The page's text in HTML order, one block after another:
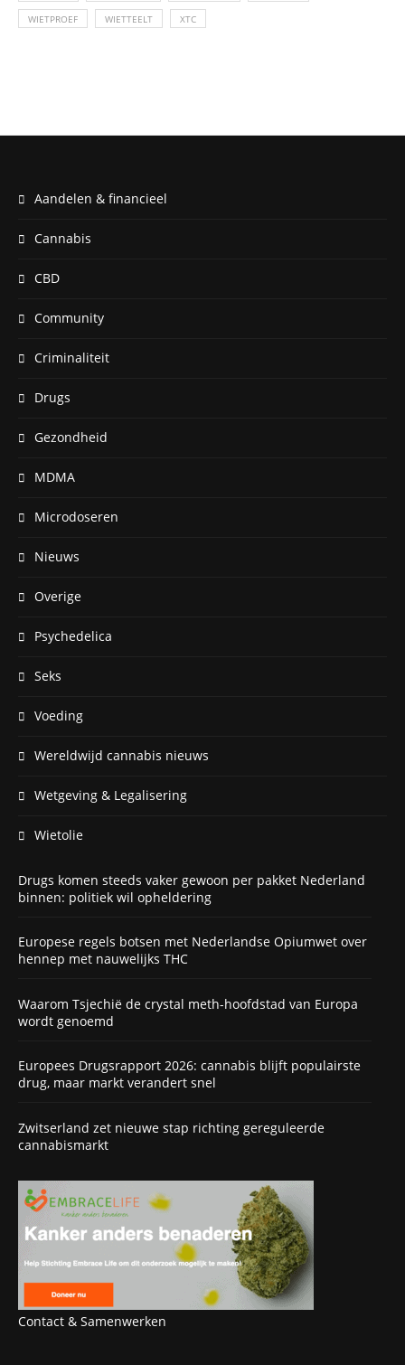
WIETPROEF WIETTEELT XTC
Aandelen & financieel
Cannabis
CBD
Community
Criminaliteit
Drugs
Gezondheid
MDMA
Microdoseren
Nieuws
Overige
Psychedelica
Seks
Voeding
Wereldwijd cannabis nieuws
Wetgeving & Legalisering
Wietolie
Drugs komen steeds vaker gewoon per pakket Nederland
binnen: politiek wil opheldering
Europese regels botsen met Nederlandse Opiumwet over
hennep met nauwelijks THC
Waarom Tsjechië de crystal meth-hoofdstad van Europa
wordt genoemd
Europees Drugsrapport 2026: cannabis blijft populairste
drug, maar markt verandert snel
Zwitserland zet nieuwe stap richting gereguleerde
cannabismarkt
Contact & Samenwerken